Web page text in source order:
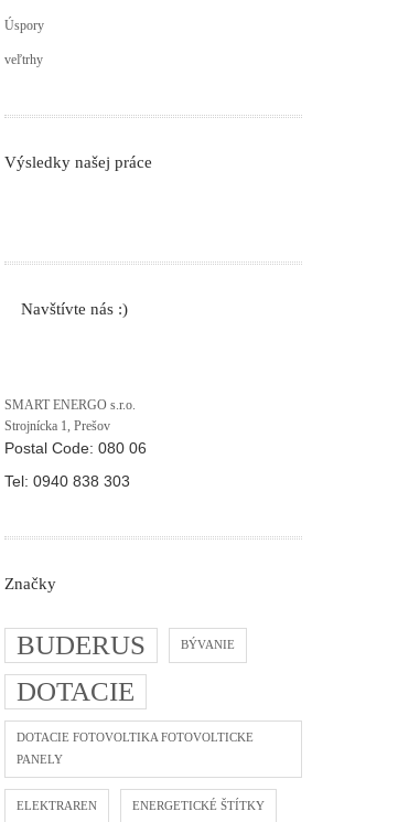
Úspory
veľtrhy
Výsledky našej práce
Navštívte nás :)
SMART ENERGO s.r.o.
Strojnícka 1, Prešov
Postal Code: 080 06
Tel: 0940 838 303
Značky
BUDERUS BÝVANIE
DOTACIE
DOTACIE FOTOVOLTIKA FOTOVOLTICKE
PANELY
ELEKTRAREN ENERGETICKÉ ŠTÍTKY